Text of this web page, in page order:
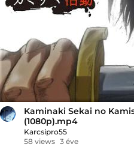
Kaminaki Sekai no
(1080p).mp4
Karcsipro55
58 views 3 éve